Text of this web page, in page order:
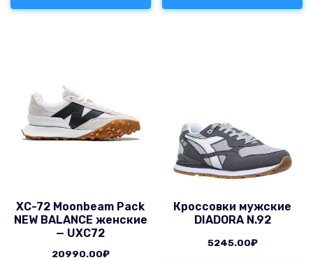
XC-72 Moonbeam Pack
NEW BALANCE женские
— UXC72
20990.00₽
Кроссовки мужские
DIADORA N.92
5245.00₽